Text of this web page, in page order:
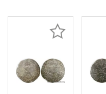
Make Offer